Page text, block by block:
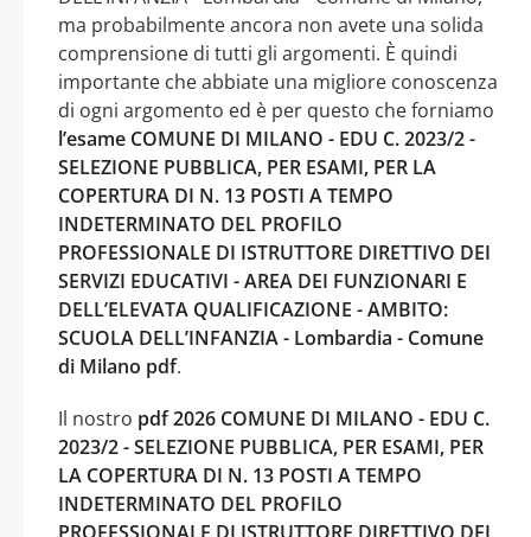
ma probabilmente ancora non avete una solida
comprensione di tutti gli argomenti. È quindi
importante che abbiate una migliore conoscenza
di ogni argomento ed è per questo che forniamo
l’esame COMUNE DI MILANO - EDU C. 2023/2 -
SELEZIONE PUBBLICA, PER ESAMI, PER LA
COPERTURA DI N. 13 POSTI A TEMPO
INDETERMINATO DEL PROFILO
PROFESSIONALE DI ISTRUTTORE DIRETTIVO DEI
SERVIZI EDUCATIVI - AREA DEI FUNZIONARI E
DELL’ELEVATA QUALIFICAZIONE - AMBITO:
SCUOLA DELL’INFANZIA - Lombardia - Comune
di Milano pdf.
Il nostro pdf 2026 COMUNE DI MILANO - EDU C.
2023/2 - SELEZIONE PUBBLICA, PER ESAMI, PER
LA COPERTURA DI N. 13 POSTI A TEMPO
INDETERMINATO DEL PROFILO